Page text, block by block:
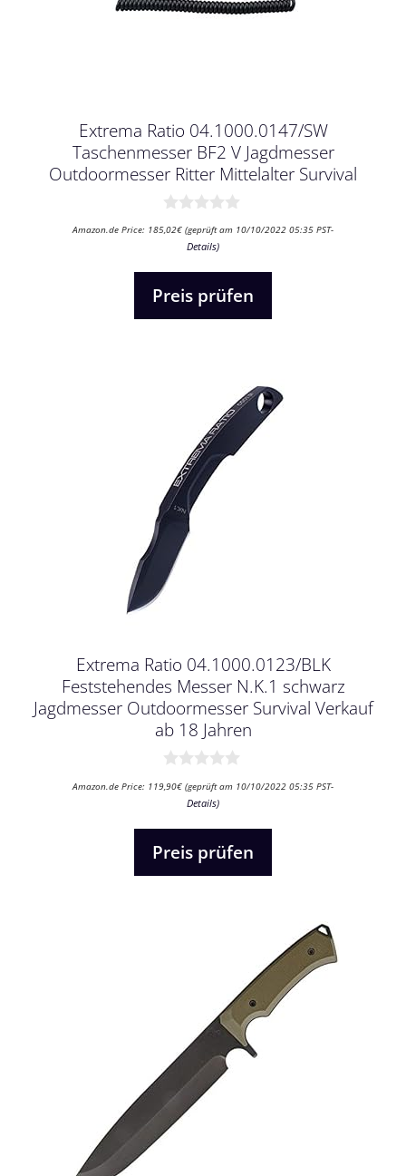
Extrema Ratio 04.1000.0147/SW
Taschenmesser BF2 V Jagdmesser
Outdoormesser Ritter Mittelalter Survival
0
v
Amazon.de Price: 185,02€ (geprüft am 10/10/2022 05:35 PST-
Details)
Preis prüfen
Extrema Ratio 04.1000.0123/BLK
Feststehendes Messer N.K.1 schwarz
Jagdmesser Outdoormesser Survival Verkauf
ab 18 Jahren
v
Amazon.de Price: 119,90€ (geprüft am 10/10/2022 05:35 PST-
Details)
Preis prüfen